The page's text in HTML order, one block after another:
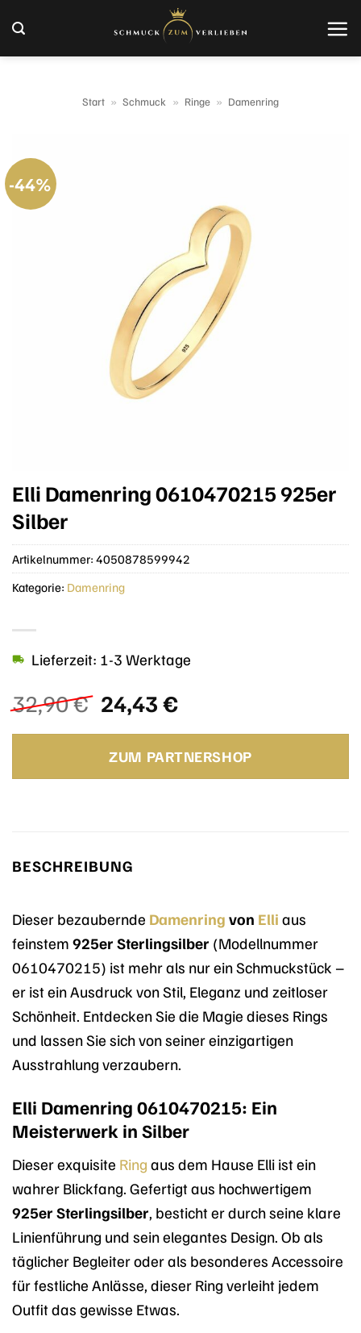
Inhalt
springen
Start » Schmuck » Ringe » Damenring
-44%
Elli Damenring 0610470215 925er
Silber
32,90€ Ursprünglicher
Preis
war:
32,90 €
24,43€Aktueller
ist:
24,43 €.
Lieferzeit: 1-3 Werktage
ZUM PARTNERSHOP
Artikelnummer: 4050878599942
Kategorie: Damenring
BESCHREIBUNG
Dieser bezaubernde Damenring von Elli aus
feinstem 925er Sterlingsilber (Modellnummer
0610470215) ist mehr als nur ein Schmuckstück –
er ist ein Ausdruck von Stil, Eleganz und zeitloser
Schönheit. Entdecken Sie die Magie dieses Rings
und lassen Sie sich von seiner einzigartigen
Ausstrahlung verzaubern.
Elli Damenring 0610470215: Ein
Meisterwerk in Silber
Dieser exquisite Ring aus dem Hause Elli ist ein
wahrer Blickfang. Gefertigt aus hochwertigem
925er Sterlingsilber, besticht er durch seine klare
Linienführung und sein elegantes Design. Ob als
täglicher Begleiter oder als besonderes Accessoire
für festliche Anlässe, dieser Ring verleiht jedem
Outfit das gewisse Etwas.